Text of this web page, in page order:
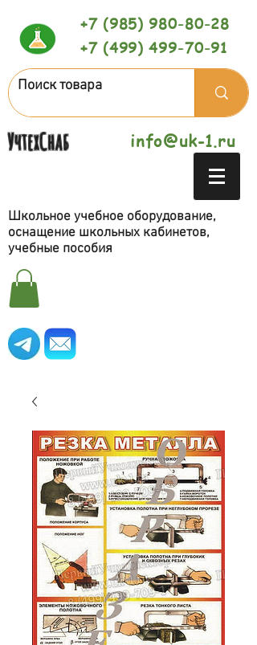
+7 (985) 980-80-28
+7 (499) 499-70-91
УчтехСнаб info@uk-1.ru
Школьное учебное оборудование,
оснащение школьных кабинетов,
учебные пособия